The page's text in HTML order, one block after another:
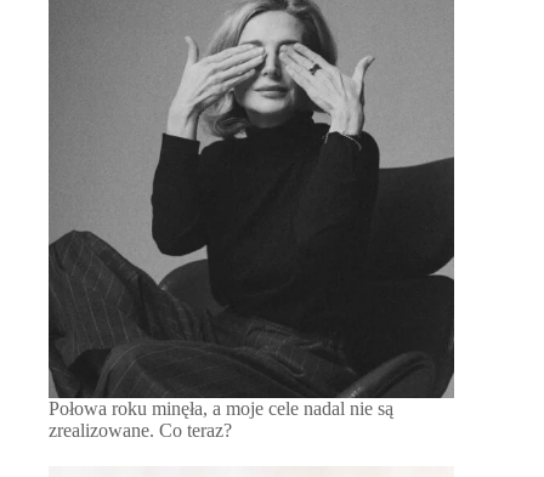
Połowa roku minęła, a moje cele nadal nie są
zrealizowane. Co teraz?